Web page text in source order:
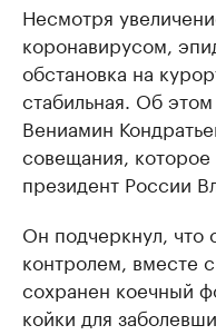
Несмотря
коронавирусом,
обстановка на
стабильная. Об
Вениамин
совещания,
президент России
Он подчеркнул, что
контролем, вместе
сохранен коечный
койки для